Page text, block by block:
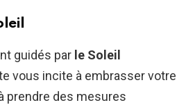
guidés par le Soleil
vous incite à embrasser votre
prendre des mesures